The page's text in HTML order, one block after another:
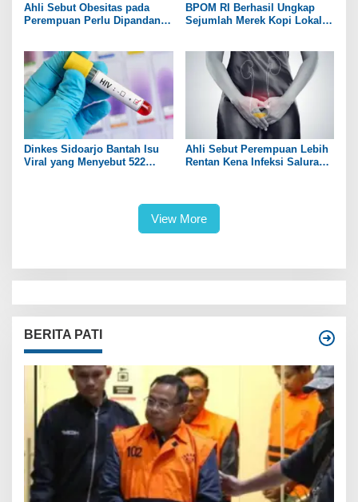
Ahli Sebut Obesitas pada
Perempuan Perlu Dipandang
BPOM RI Berhasil Ungkap
Sejumlah Merek Kopi Lokal
Dinkes Sidoarjo Bantah Isu
Viral yang Menyebut 522
Ahli Sebut Perempuan Lebih
Rentan Kena Infeksi Saluran
View More
BERITA PATI